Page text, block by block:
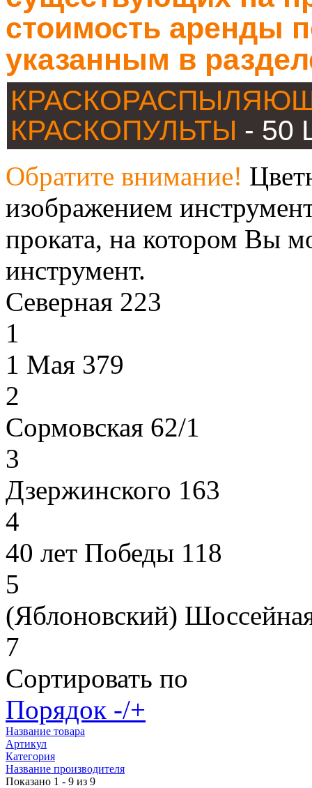
стоимость аренды
указанным в
КРАСКОПУЛЬТЫ - 50
Обратите внимание!
изображением
проката, на котором Вы
инструмент.
Северная 223
1
1 Мая 379
2
Сормовская 62/1
3
Дзержинского 163
4
40 лет Победы 118
5
(Яблоновский)
7
Сортировать по
Порядок -/+
Название товара
Артикул
Категория
Название производителя
Показано 1 - 9 из 9